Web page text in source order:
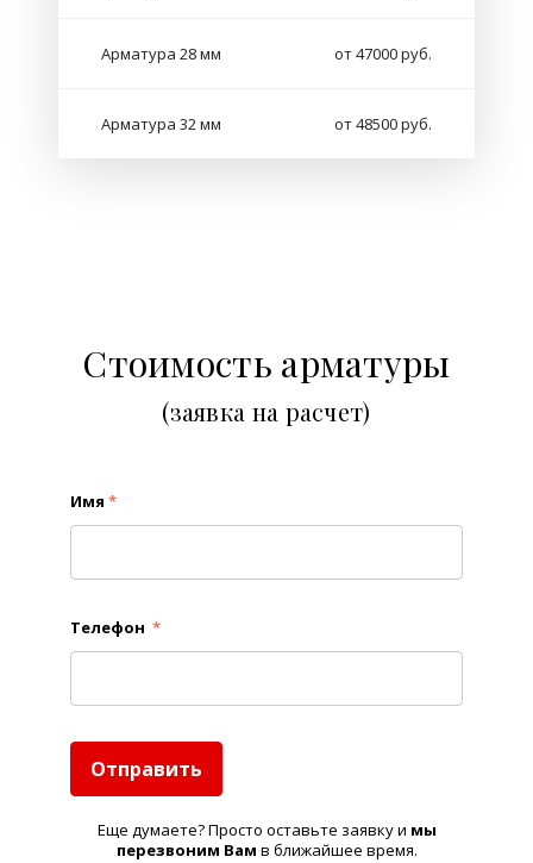
Арматура 28 мм от 47000 руб.
Арматура 32 мм от 48500 руб.
Стоимость арматуры
(заявка на расчет)
Имя *
Телефон *
Отправить
Еще думаете? Просто оставьте заявку и мы
перезвоним Вам в ближайшее время.